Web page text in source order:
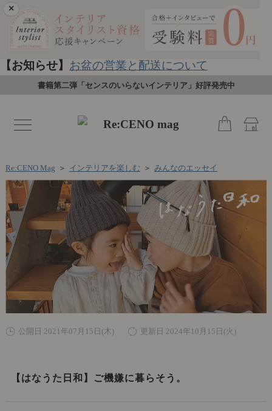
×
【お知らせ】 お盆の営業と配送について
書籍第二弾「センスのいらないインテリア」好評発売中
toggle
navigation
Re:CENO Mag ＞ インテリアを楽しむ ＞ みんなのエッセイ
公開日 2021年07月15日(木) 更新日 2024年10月15日(火)
【はなうた日和】ご機嫌に暮らそう。